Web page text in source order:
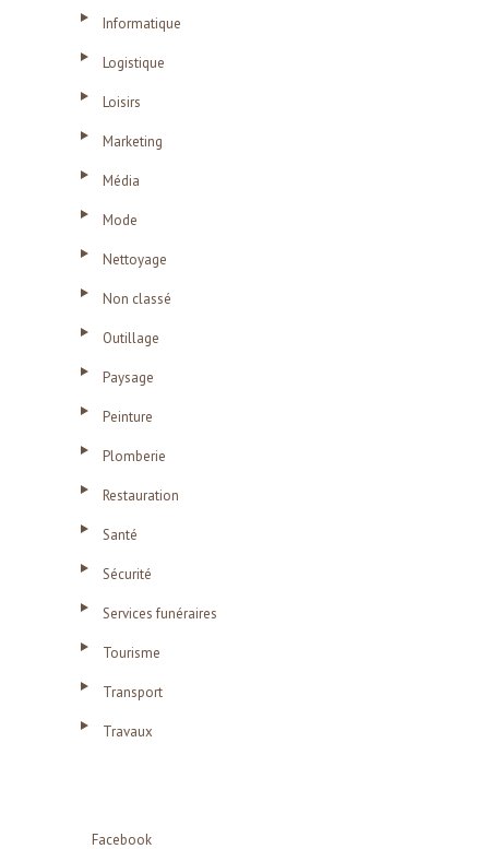
Informatique
Logistique
Loisirs
Marketing
Média
Mode
Nettoyage
Non classé
Outillage
Paysage
Peinture
Plomberie
Restauration
Santé
Sécurité
Services funéraires
Tourisme
Transport
Travaux
Facebook